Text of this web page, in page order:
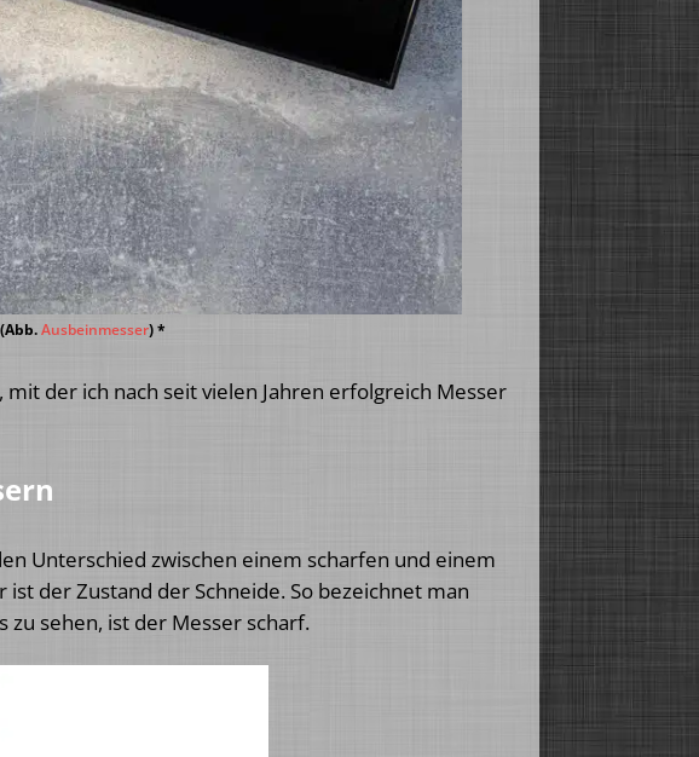
Ausbeinmesser) *
der ich nach seit vielen Jahren erfolgreich Messer
Unterschied zwischen einem scharfen und einem
der Zustand der Schneide. So bezeichnet man
zu sehen, ist der Messer scharf.